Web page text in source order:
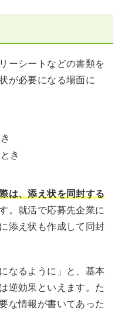
ーシートなどの書類を
が必要になる場面に
き
は、添え状を同封する
。就活で応募先企業に
添え状も作成して同封
なるように」と、基本
逆効果といえます。た
な情報が書いてあった